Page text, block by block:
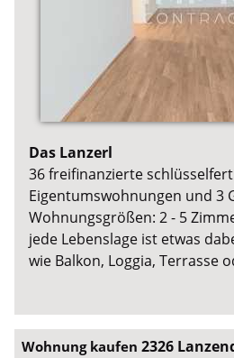
Das Lanzerl
36 freifinanzierte
Eigentumswohnungen und 3
Wohnungsgrößen: 2 - 5
jede Lebenslage ist etwas
wie Balkon, Loggia, Terrasse
Wohnung kaufen2326